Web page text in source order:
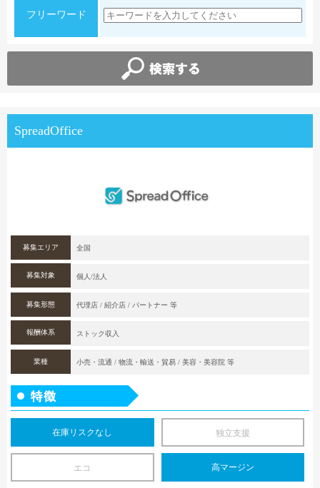
フリーワード
SpreadOffice
募集エリア 全国
募集対象 個人/法人
募集形態 代理店 / 紹介店 / パートナー 等
報酬体系 ストック収入
業種 小売・流通 / 物流・輸送・貿易 / 美容・美容院 等
在庫リスクなし 独立支援
エコ 高マージン